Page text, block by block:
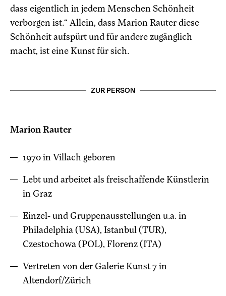
dass eigentlich in jedem Menschen Schönheit
verborgen ist.“ Allein, dass Marion Rauter diese
Schönheit aufspürt und für andere zugänglich
macht, ist eine Kunst für sich.
ZUR PERSON
Marion Rauter
1970 in Villach geboren
Lebt und arbeitet als freischaffende Künstlerin
in Graz
Einzel- und Gruppenausstellungen u.a. in
Philadelphia (USA), Istanbul (TUR),
Czestochowa (POL), Florenz (ITA)
Vertreten von der Galerie Kunst 7 in
Altendorf/Zürich